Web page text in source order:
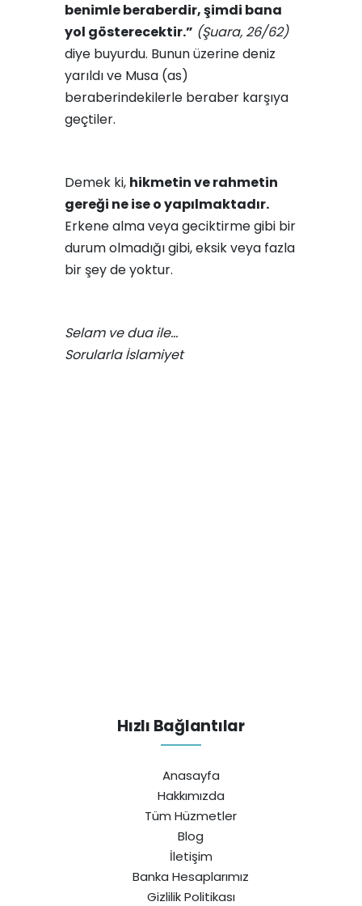
benimle beraberdir, şimdi bana
yol gösterecektir.” (Şuara, 26/62)
diye buyurdu. Bunun üzerine deniz
yarıldı ve Musa (as)
beraberindekilerle beraber karşıya
geçtiler.
Demek ki, hikmetin ve rahmetin
gereği ne ise o yapılmaktadır.
Erkene alma veya geciktirme gibi bir
durum olmadığı gibi, eksik veya fazla
bir şey de yoktur.
Selam ve dua ile…
Sorularla İslamiyet
Hızlı Bağlantılar
Anasayfa
Hakkımızda
Tüm Hüzmetler
Blog
İletişim
Banka Hesaplarımız
Gizlilik Politikası